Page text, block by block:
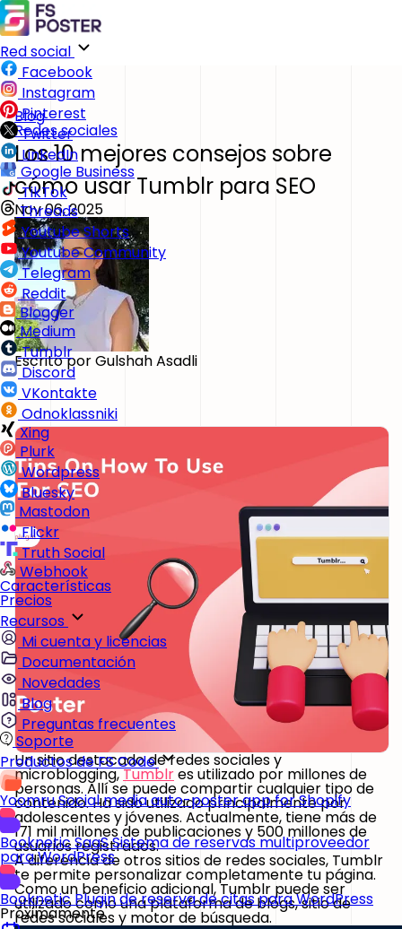
Red social
Facebook
Instagram
Pinterest
Twitter
LinkedIn
Google Business
TikTok
Threads
Youtube Shorts
Youtube Community
Telegram
Reddit
Blogger
Medium
Tumblr
Discord
VKontakte
Odnoklassniki
Xing
Plurk
Wordpress
Bluesky
Mastodon
Flickr
Truth Social
Webhook
Características
Precios
Recursos
Mi cuenta y licencias
Documentación
Novedades
Blog
Preguntas frecuentes
Soporte
Productos de FS Code
YoomruSocial media auto-poster app for Shopify
Booknetic SaaSSistema de reservas multiproveedor
para WordPress
Booknetic Plugin de reserva de citas para WordPress
Próximamente
Blog
Redes sociales
Los 10 mejores consejos sobre
cómo usar Tumblr para SEO
Nov 06, 2025
Escrito porGulshah Asadli
Un sitio destacado de redes sociales y
microblogging,Tumblres utilizado por millones de
personas. Allí se puede compartir cualquier tipo de
contenido. Ha sido utilizado principalmente por
adolescentes y jóvenes. Actualmente, tiene más de
171 mil millones de publicaciones y 500 millones de
usuarios registrados.
A diferencia de otros sitios de redes sociales, Tumblr
te permite personalizar completamente tu página.
Como un beneficio adicional, Tumblr puede ser
utilizado como una plataforma de blogs, sitio de
redes sociales y motor de búsqueda.